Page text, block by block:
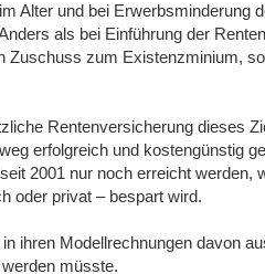
Alter und bei Erwerbsminderung
als bei Einführung der
Zuschuss zum Existenzminium,
Rentenversicherung dieses
erfolgreich und kostengünstig
2001 nur noch erreicht werden,
oder privat – bespart wird.
ihren Modellrechnungen davon
müsste.